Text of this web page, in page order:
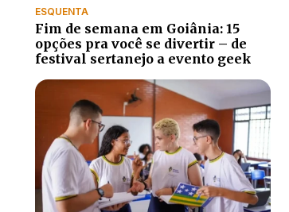
ESQUENTA
Fim de semana em Goiânia: 15
opções pra você se divertir – de
festival sertanejo a evento geek